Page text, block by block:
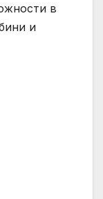
в
и